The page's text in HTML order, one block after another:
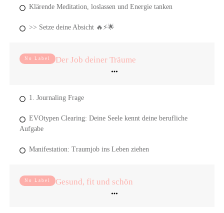
Klärende Meditation, loslassen und Energie tanken
>> Setze deine Absicht 🔥⚡️🌟
No Label Der Job deiner Träume
1. Journaling Frage
EVOtypen Clearing: Deine Seele kennt deine berufliche
Aufgabe
Manifestation: Traumjob ins Leben ziehen
No Label Gesund, fit und schön